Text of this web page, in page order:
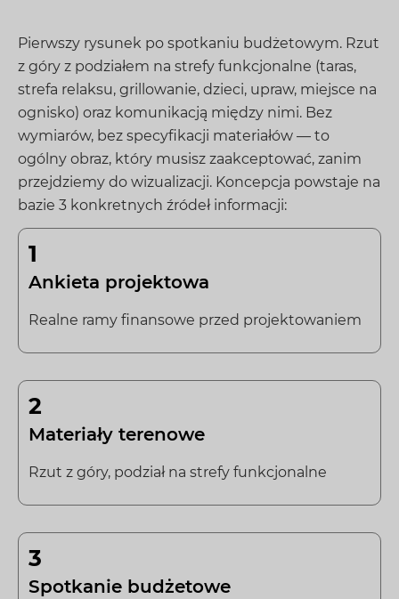
Pierwszy rysunek po spotkaniu budżetowym. Rzut
z góry z podziałem na strefy funkcjonalne (taras,
strefa relaksu, grillowanie, dzieci, upraw, miejsce na
ognisko) oraz komunikacją między nimi. Bez
wymiarów, bez specyfikacji materiałów — to
ogólny obraz, który musisz zaakceptować, zanim
przejdziemy do wizualizacji. Koncepcja powstaje na
bazie 3 konkretnych źródeł informacji:
1
Ankieta projektowa
Realne ramy finansowe przed projektowaniem
2
Materiały terenowe
Rzut z góry, podział na strefy funkcjonalne
3
Spotkanie budżetowe